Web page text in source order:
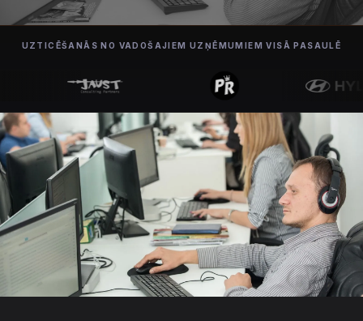
UZTICĒŠANĀS NO VADOŠAJIEM UZŅĒMUMIEM VISĀ PASAULĒ